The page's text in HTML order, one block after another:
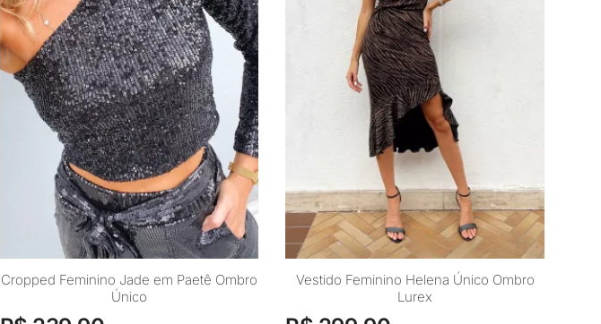
Cropped Feminino Jade em Paetê Ombro
Único
Este
Vestido Feminino Helena Único Ombro
Lurex
Este